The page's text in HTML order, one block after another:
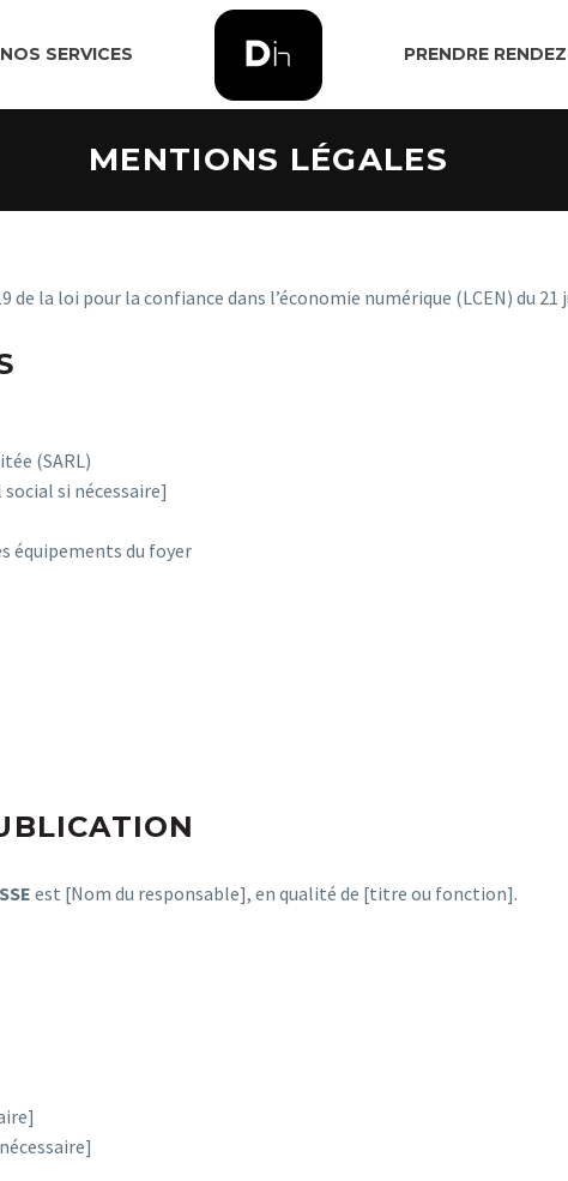
NOS SERVICES PRENDRE
MENTIONS LÉGALES
la loi pour la confiance dans l’économie numérique (LCEN) du 21
(SARL)
si nécessaire]
équipements du foyer
est [Nom du responsable], en qualité de [titre ou fonction].